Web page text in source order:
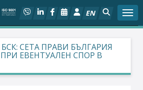
EN
СЕТА ПРАВИ БЪЛГАРИЯ
ЕВЕНТУАЛЕН СПОР В